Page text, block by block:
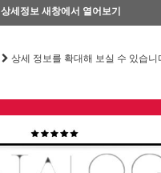
상세정보 새창에서 열어보기
상세 정보를 확대해 보실 수 있습니